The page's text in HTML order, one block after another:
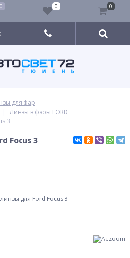
для фар
Линзы в фары FORD
3
Focus 3
0 0 0